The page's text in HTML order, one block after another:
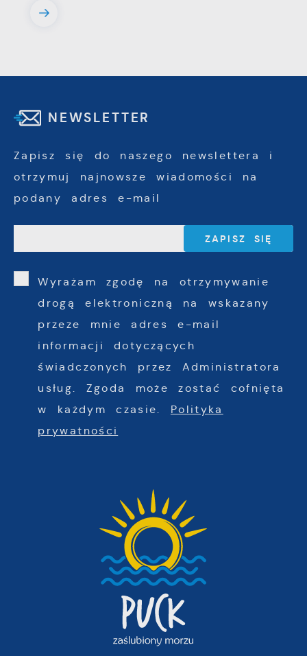
NEWSLETTER
Zapisz się do naszego newslettera i
otrzymuj najnowsze wiadomości na
podany adres e-mail
Wyrażam zgodę na otrzymywanie
drogą elektroniczną na wskazany
przeze mnie adres e-mail
informacji dotyczących
świadczonych przez Administratora
usług. Zgoda może zostać cofnięta
w każdym czasie. Polityka
prywatności